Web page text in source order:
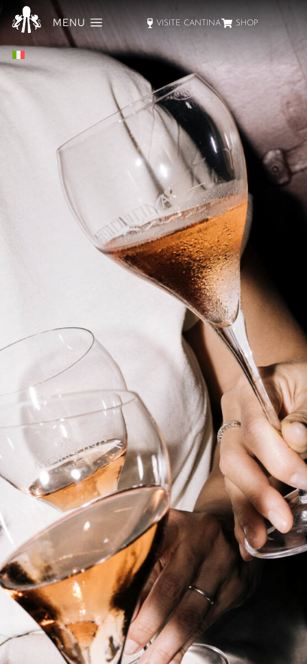
MENU VISITE CANTINA SHOP